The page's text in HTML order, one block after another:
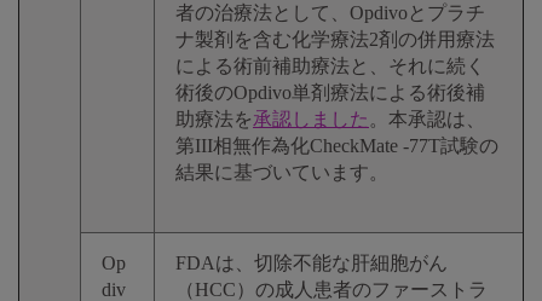
者の治療法として、Opdivoとプラチ
ナ製剤を含む化学療法2剤の併用療法
による術前補助療法と、それに続く
術後のOpdivo単剤療法による術後補
助療法を承認しました 。本承認は、
第III相無作為化CheckMate -77T試験の
結果に基づいています。
Op
div
FDAは、切除不能な肝細胞がん
（HCC）の成人患者のファーストラ